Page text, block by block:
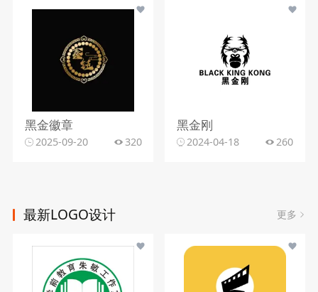
黑金徽章
2025-09-20 320
黑金刚
2024-04-18 260
最新LOGO设计 更多